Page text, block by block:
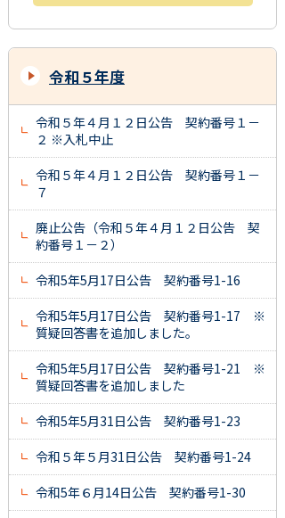
令和５年度
令和５年４月１２日公告 契約番号１－
２ ※入札中止
令和５年４月１２日公告 契約番号１－
７
廃止公告（令和５年４月１２日公告 契
約番号１－２）
令和5年5月17日公告 契約番号1-16
令和5年5月17日公告 契約番号1-17 ※
質疑回答書を追加しました。
令和5年5月17日公告 契約番号1-21 ※
質疑回答書を追加しました
令和5年5月31日公告 契約番号1-23
令和５年５月31日公告 契約番号1-24
令和5年６月14日公告 契約番号1-30